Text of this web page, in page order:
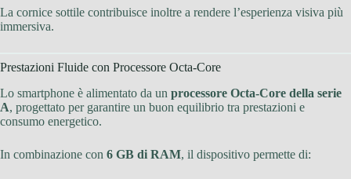
La cornice sottile contribuisce inoltre a rendere l’esperienza visiva più
immersiva.
Prestazioni Fluide con Processore Octa-Core
Lo smartphone è alimentato da un processore Octa-Core della serie
A, progettato per garantire un buon equilibrio tra prestazioni e
consumo energetico.
In combinazione con 6 GB di RAM, il dispositivo permette di: